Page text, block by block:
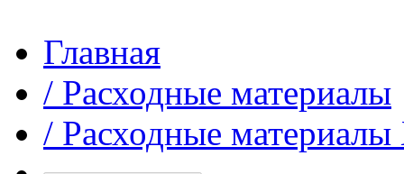
Главная
/ Расходные материалы
/ Расходные